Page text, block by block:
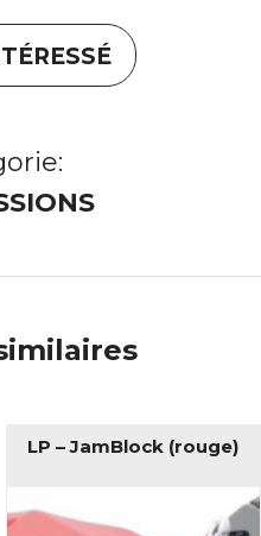
LP – JamBlock (rouge)